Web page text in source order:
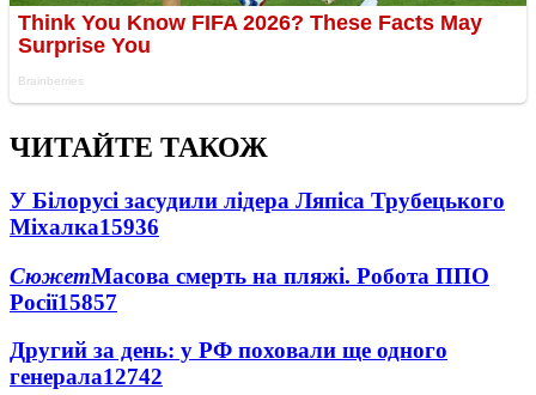
ЧИТАЙТЕ ТАКОЖ
У Білорусі засудили лідера Ляпіса Трубецького
Міхалка15936
СюжетМасова смерть на пляжі. Робота ППО
Росії15857
Другий за день: у РФ поховали ще одного
генерала12742